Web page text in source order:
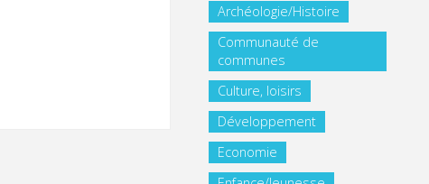
Archéologie/Histoire
Communauté de
communes
Culture, loisirs
Développement
Economie